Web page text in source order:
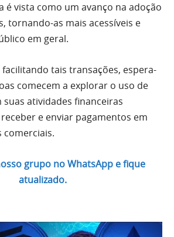
é vista como um avanço na adoção
tornando-as mais acessíveis e
em geral.
facilitando tais transações, espera-
comecem a explorar o uso de
atividades financeiras
e enviar pagamentos em
comerciais.
grupo no WhatsApp e fique
atualizado.